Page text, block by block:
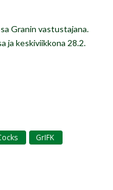
Granin vastustajana.
ja keskiviikkona 28.2.
GrIFK